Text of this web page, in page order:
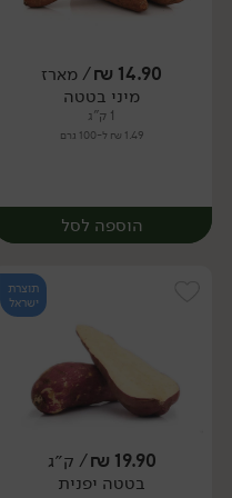
מארז
14.90
₪/ מארז
מיני בטטה
1 ק"ג
1.49 ₪ ל-100 גרם
הוספה לסל
מארז
תוצרת
ישראל
19.90
₪/ ק״ג
בטטה יפנית